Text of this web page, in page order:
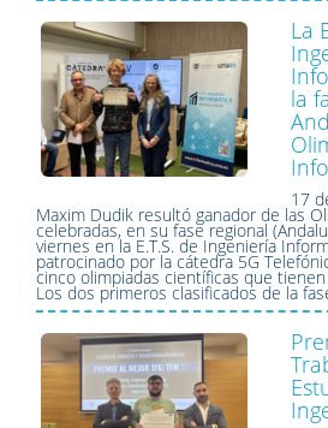
La
la
17
Maxim Dudik resultó ganador de las
celebradas, en su fase regional
viernes en la E.T.S. de Ingeniería
patrocinado por la cátedra 5G
cinco olimpiadas científicas que
Los dos primeros clasificados de la